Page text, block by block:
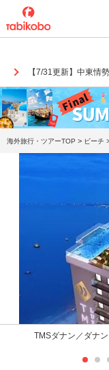
【7/31更新】中東情
海外旅行・ツアーTOP > ビーチ
TMSダナン／ダナ